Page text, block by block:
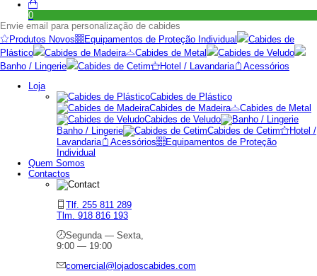
0
Envie email para personalização de cabides
Produtos Novos
Equipamentos de Proteção Individual
Cabides de
Plástico
Cabides de Madeira Cabides de Metal
Cabides de Veludo
Banho / Lingerie
Cabides de Cetim Hotel / Lavandaria
Acessórios
Loja
Cabides de Plástico
Cabides de Madeira
Cabides de Metal
Cabides de Veludo
Banho / Lingerie
Cabides de Cetim
Hotel /
Lavandaria
Acessórios
Equipamentos de Proteção
Individual
Quem Somos
Contactos
Tlf. 255 811 289
Tlm. 918 816 193
Segunda — Sexta,
9:00 — 19:00
comercial@lojadoscabides.com